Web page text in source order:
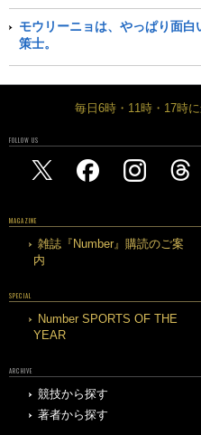
モウリーニョは、やっぱり面
策士。
毎日6時・11時・17時
FOLLOW US
MAGAZINE
雑誌『Number』購読のご案
内
SPECIAL
Number SPORTS OF THE
YEAR
ARCHIVE
競技から探す
著者から探す